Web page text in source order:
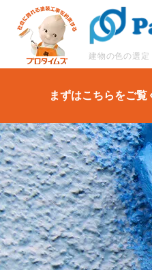
まずはこちらをご覧